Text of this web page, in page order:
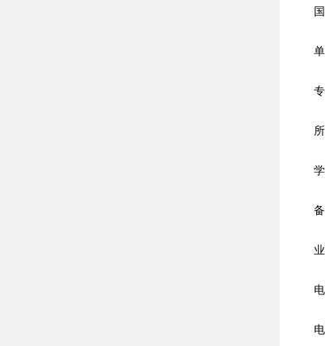
国网
单
专
所
学
备
业务
电
电力